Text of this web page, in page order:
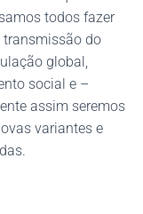
todos fazer
transmissão do
global,
social e –
assim seremos
variantes e